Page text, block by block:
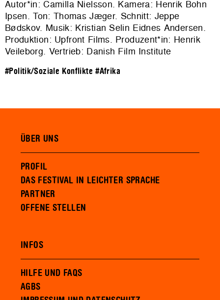
Autor*in: Camilla Nielsson. Kamera: Henrik Bohn
Ipsen. Ton: Thomas Jæger. Schnitt: Jeppe
Bødskov. Musik: Kristian Selin Eidnes Andersen.
Produktion: Upfront Films. Produzent*in: Henrik
Veileborg. Vertrieb: Danish Film Institute
#Politik/Soziale Konflikte #Afrika
ÜBER UNS
PROFIL
DAS FESTIVAL IN LEICHTER SPRACHE
PARTNER
OFFENE STELLEN
INFOS
HILFE UND FAQS
AGBS